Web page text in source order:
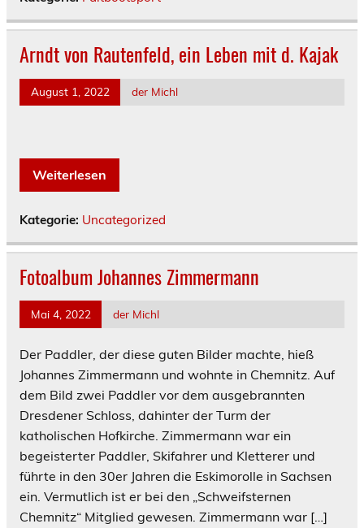
Arndt von Rautenfeld, ein Leben mit d. Kajak
August 1, 2022 der Michl
Weiterlesen
Kategorie: Uncategorized
Fotoalbum Johannes Zimmermann
Mai 4, 2022 der Michl
Der Paddler, der diese guten Bilder machte, hieß
Johannes Zimmermann und wohnte in Chemnitz. Auf
dem Bild zwei Paddler vor dem ausgebrannten
Dresdener Schloss, dahinter der Turm der
katholischen Hofkirche. Zimmermann war ein
begeisterter Paddler, Skifahrer und Kletterer und
führte in den 30er Jahren die Eskimorolle in Sachsen
ein. Vermutlich ist er bei den „Schweifsternen
Chemnitz“ Mitglied gewesen. Zimmermann war […]